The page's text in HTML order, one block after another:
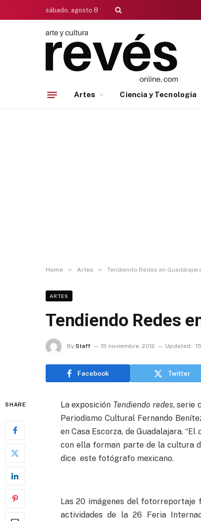
sábado, agosto 8
Artes Ciencia y Tecnologia
Home » Artes » Tendiendo Redes en
ARTES
Tendiendo Redes
By Staff 15 noviembre, 2012 Updated:
Facebook Twitter
SHARE La exposición Tendiendo redes, serie
Periodismo Cultural Fernando
en Casa Escorza, de Guadalajara.
con ella forman parte de la cultura
dice este fotógrafo mexicano.
Las 20 imágenes del fotorreportaje
actividades de la 26 Feria